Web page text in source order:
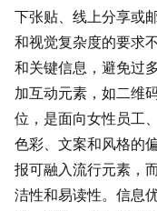
下张贴、线上分享或
和视觉复杂度的要求
和关键信息，避免过
加互动元素，如二维
位，是面向女性员工
色彩、文案和风格的
报可融入流行元素，
洁性和易读性。信息